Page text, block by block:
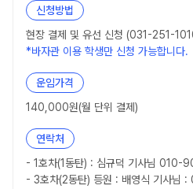
신청방법
현장 결제 및 유선 신청 (031-251-
*바자관 이용 학생만 신청 가능합니다.
운임가격
140,000원(월 단위 결제)
연락처
- 1호차(1동탄) : 심규덕 기사님
- 3호차(2동탄) 등원 : 배영식 기사